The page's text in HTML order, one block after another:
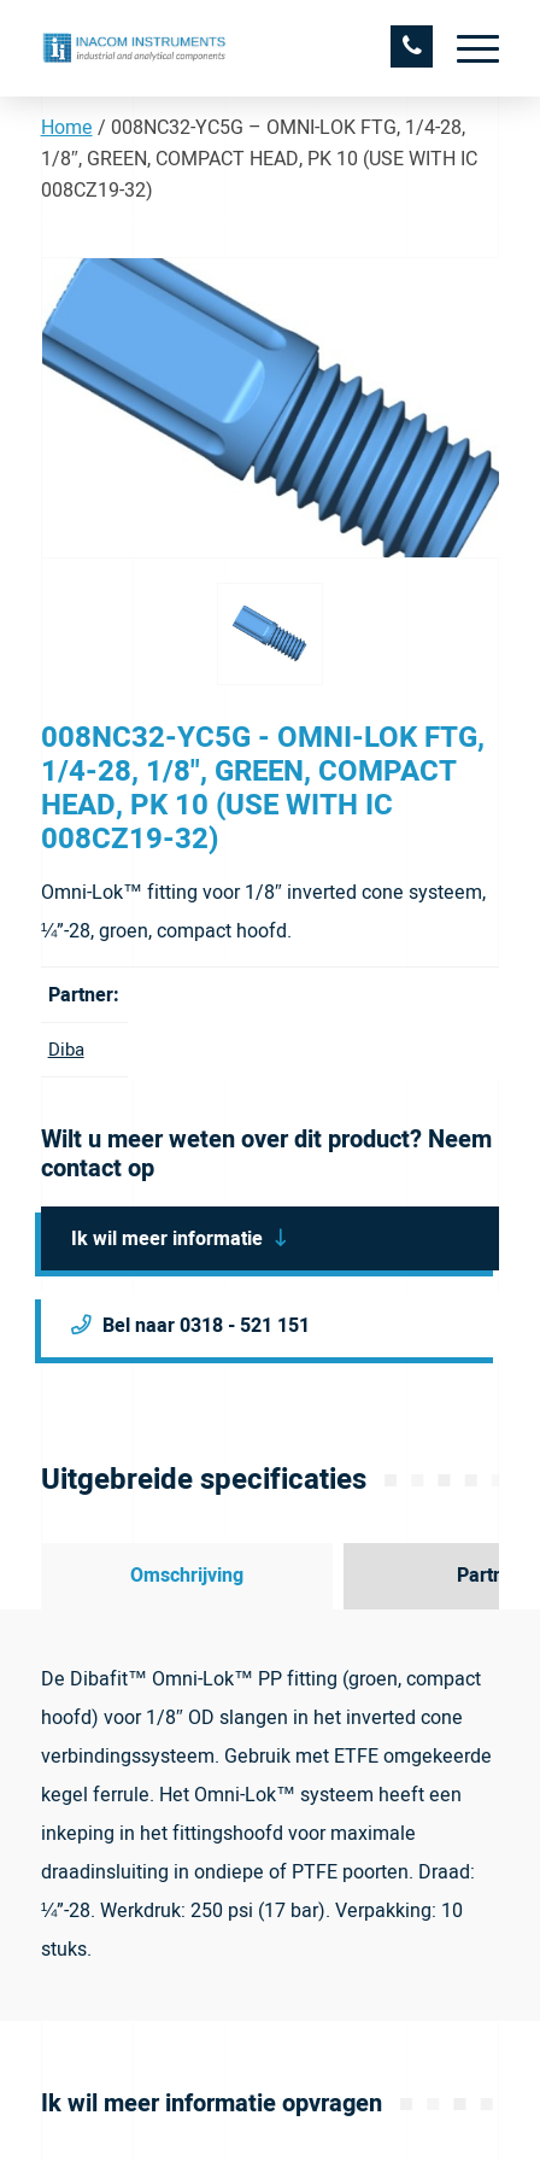
Home / 008NC32-YC5G – OMNI-LOK FTG, 1/4-28,
1/8″, GREEN, COMPACT HEAD, PK 10 (USE WITH IC
008CZ19-32)
008NC32-YC5G - OMNI-LOK FTG,
1/4-28, 1/8", GREEN, COMPACT
HEAD, PK 10 (USE WITH IC
008CZ19-32)
Omni-Lok™ fitting voor 1/8″ inverted cone systeem,
¼”-28, groen, compact hoofd.
Partner:
Diba
Wilt u meer weten over dit product? Neem
contact op
Ik wil meer informatie
Bel naar 0318 - 521 151
Uitgebreide specificaties
Omschrijving Partner
De Dibafit™ Omni-Lok™ PP fitting (groen, compact
hoofd) voor 1/8″ OD slangen in het inverted cone
verbindingssysteem. Gebruik met ETFE omgekeerde
kegel ferrule. Het Omni-Lok™ systeem heeft een
inkeping in het fittingshoofd voor maximale
draadinsluiting in ondiepe of PTFE poorten. Draad:
¼”-28. Werkdruk: 250 psi (17 bar). Verpakking: 10
stuks.
Ik wil meer informatie opvragen